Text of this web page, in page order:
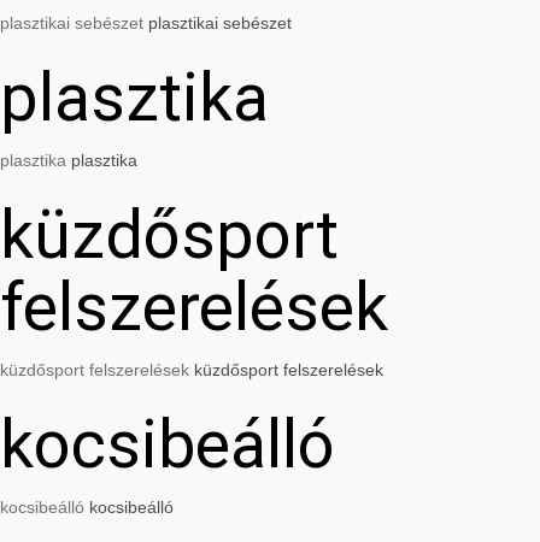
plasztikai sebészet plasztikai sebészet
plasztika
plasztika plasztika
küzdősport
felszerelések
küzdősport felszerelések küzdősport felszerelések
kocsibeálló
kocsibeálló kocsibeálló